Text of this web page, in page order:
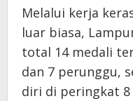
Melalui kerja
luar biasa,
total 14 medali
dan 7 perunggu,
diri di peringkat 8